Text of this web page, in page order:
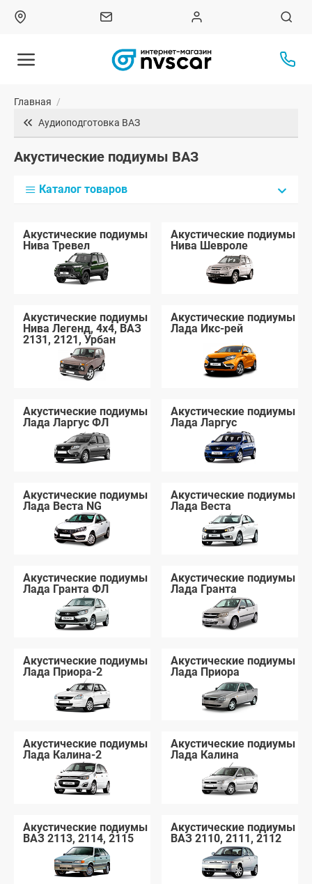
Главная /
Аудиоподготовка ВАЗ
Акустические подиумы ВАЗ
Каталог товаров
Акустические подиумы
Нива Тревел
Акустические подиумы
Нива Шевроле
Акустические подиумы
Нива Легенд, 4x4, ВАЗ
2131, 2121, Урбан
Акустические подиумы
Лада Икс-рей
Акустические подиумы
Лада Ларгус ФЛ
Акустические подиумы
Лада Ларгус
Акустические подиумы
Лада Веста NG
Акустические подиумы
Лада Веста
Акустические подиумы
Лада Гранта ФЛ
Акустические подиумы
Лада Гранта
Акустические подиумы
Лада Приора-2
Акустические подиумы
Лада Приора
Акустические подиумы
Лада Калина-2
Акустические подиумы
Лада Калина
Акустические подиумы
ВАЗ 2113, 2114, 2115
Акустические подиумы
ВАЗ 2110, 2111, 2112